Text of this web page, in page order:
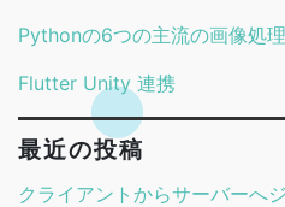
Pythonの6つの主流の画像処
Flutter Unity 連携
最近の投稿
クライアントからサーバーへ